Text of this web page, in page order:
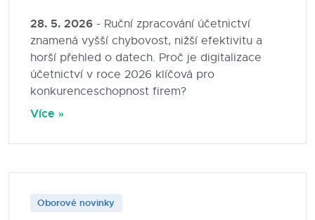
28. 5. 2026 - Ruční zpracování účetnictví
znamená vyšší chybovost, nižší efektivitu a
horší přehled o datech. Proč je digitalizace
účetnictví v roce 2026 klíčová pro
konkurenceschopnost firem?
Více »
Oborové novinky